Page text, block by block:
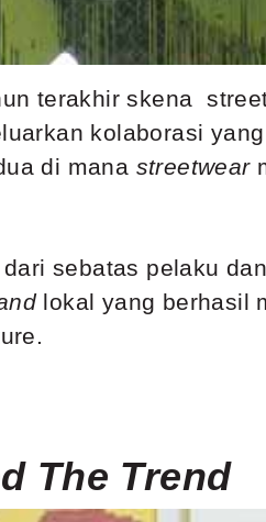
terakhir skena
kolaborasi
di mana streetwear
sebatas pelaku
lokal yang berhasil
The Trend